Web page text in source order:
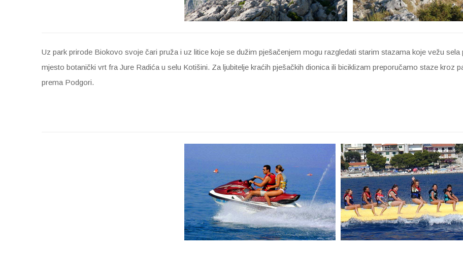
Uz park prirode Biokovo svoje čari pruža i uz litice koje se dužim pješačenjem mogu razgledati starim stazama koje vežu
mjesto botanički vrt fra Jure Radića u selu Kotišini. Za ljubitelje kraćih pješačkih dionica ili biciklizam preporučamo staze kroz
prema Podgori.